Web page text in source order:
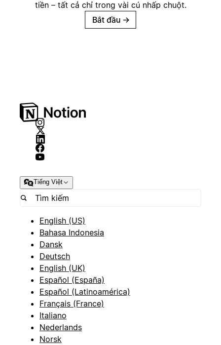
tiền – tất cả chỉ trong vài cú nhấp chuột.
Bắt đầu →
Tiếng Việt
English (US)
Bahasa Indonesia
Dansk
Deutsch
English (UK)
Español (España)
Español (Latinoamérica)
Français (France)
Italiano
Nederlands
Norsk